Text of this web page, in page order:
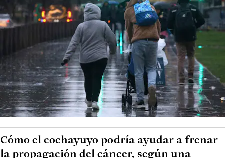
Cómo el cochayuyo podría ayudar a frenar
la propagación del cáncer, según una